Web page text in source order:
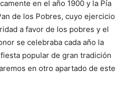
en el año 1900 y la Pía
de los Pobres, cuyo ejercicio
a favor de los pobres y el
se celebraba cada año la
fiesta popular de gran tradición
en otro apartado de este